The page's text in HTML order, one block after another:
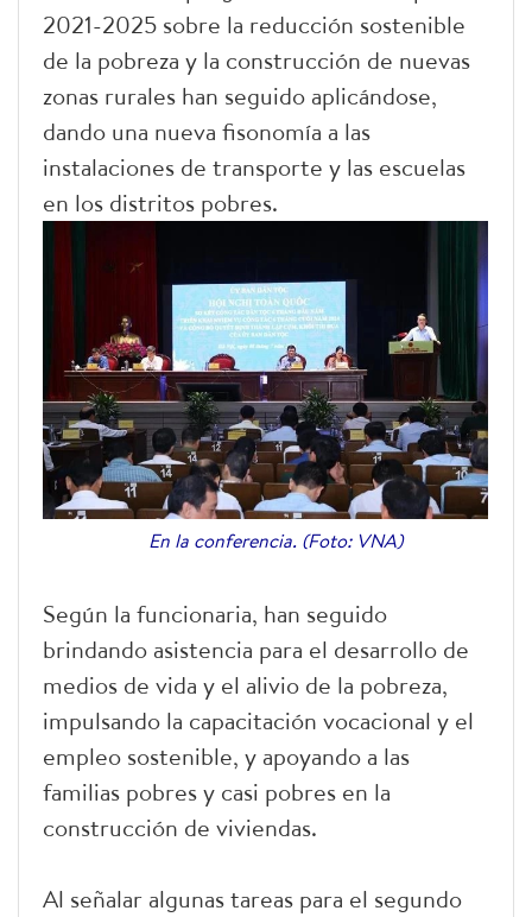
2021-2025 sobre la reducción sostenible
de la pobreza y la construcción de nuevas
zonas rurales han seguido aplicándose,
dando una nueva fisonomía a las
instalaciones de transporte y las escuelas
en los distritos pobres.
En la conferencia. (Foto: VNA)
Según la funcionaria, han seguido
brindando asistencia para el desarrollo de
medios de vida y el alivio de la pobreza,
impulsando la capacitación vocacional y el
empleo sostenible, y apoyando a las
familias pobres y casi pobres en la
construcción de viviendas.
Al señalar algunas tareas para el segundo